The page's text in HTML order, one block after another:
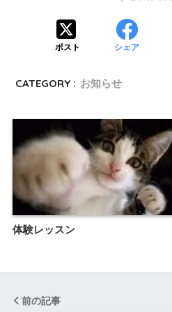
ポスト シェア
CATEGORY : お知らせ
体験レッスン
前の記事